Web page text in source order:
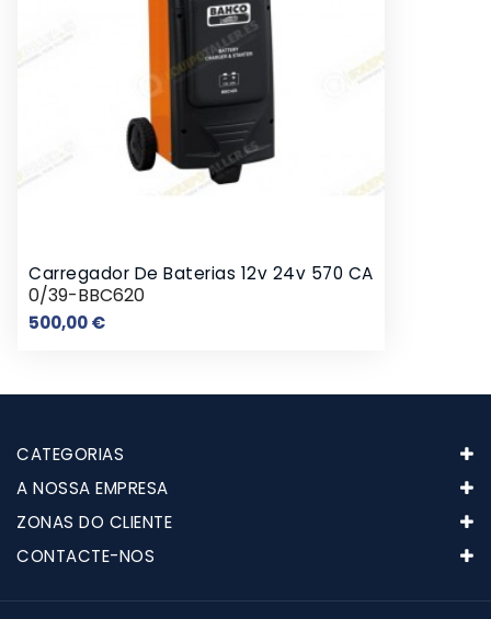
Carregador De Baterias 12v 24v 570 CA
0/39-BBC620
500,00 €Preço
CATEGORIAS
A NOSSA EMPRESA
ZONAS DO CLIENTE
CONTACTE-NOS